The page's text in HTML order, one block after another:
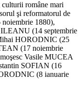
române mari
şi reformatorul de
1880),
(14 septembrie
HORODNIC (25
(17 noiembrie
Vasile MUCEA
SOFIAN (16
(8 ianuarie